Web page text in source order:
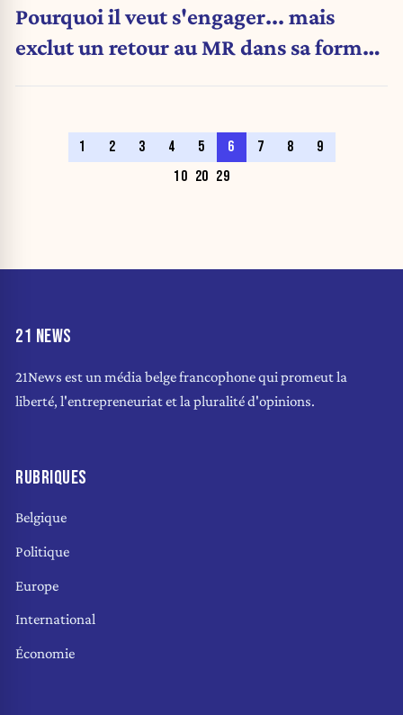
Pourquoi il veut s'engager... mais
exclut un retour au MR dans sa forme
1 2 3 4 5 6 7 8
9
10 20 29
21 NEWS
21News est un média belge francophone qui promeut la
liberté, l'entrepreneuriat et la pluralité d'opinions.
RUBRIQUES
Belgique
Politique
Europe
International
Économie